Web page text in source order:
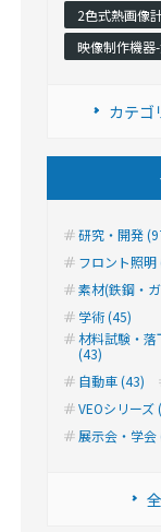
2色式熱画像
映像制作機器
カテゴ
研究・開発
フロント照明
素材(鉄鋼・
学術 (45)
材料試験・
(43)
自動車 (43)
VEOシリーズ
展示会・学会